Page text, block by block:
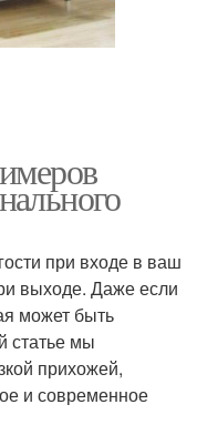
при входе в ваш
выходе. Даже если
может быть
статье мы
прихожей,
и современное